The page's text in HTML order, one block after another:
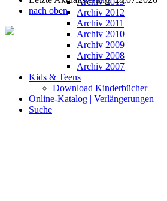
Archiv 2012
Archiv 2011
Archiv 2010
Archiv 2009
Archiv 2008
Archiv 2007
Kids & Teens
Download Kinderbücher
Online-Katalog | Verlängerungen
Suche
nach oben